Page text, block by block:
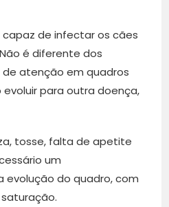
capaz de infectar os cães
é diferente dos
atenção em quadros
para outra doença,
tosse, falta de apetite
um
do quadro, com